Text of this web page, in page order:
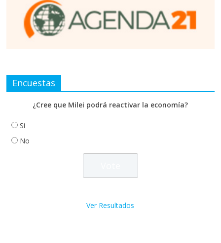
Encuestas
¿Cree que Milei podrá reactivar la economía?
Si
No
Ver Resultados